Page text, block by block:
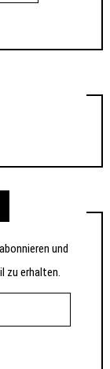
und
zu erhalten.